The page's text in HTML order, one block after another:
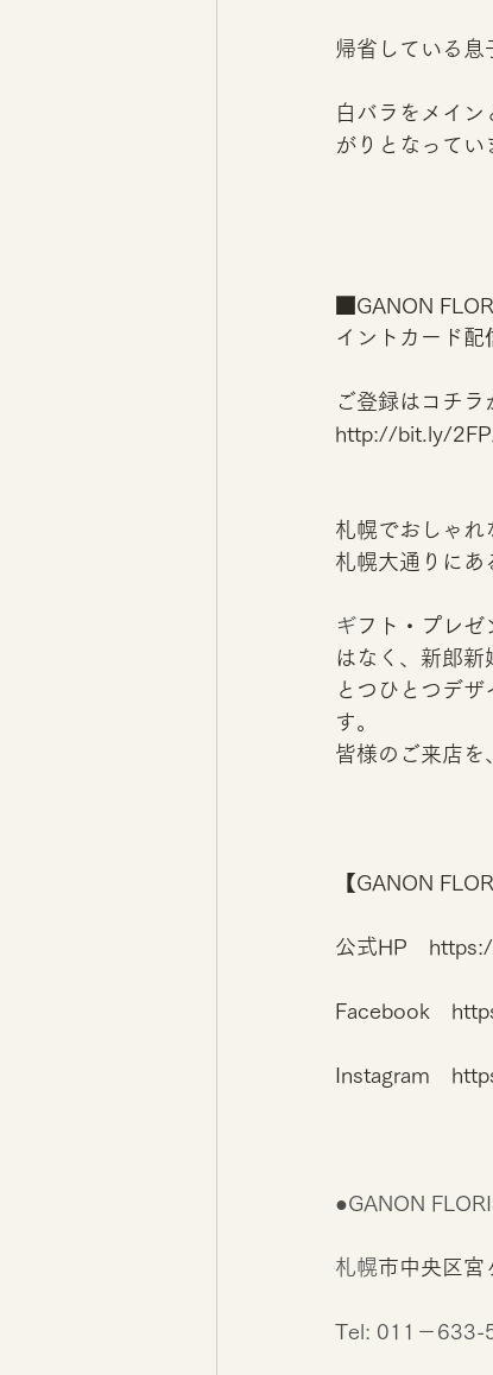
帰省している息
白バラをメイ
がりとなってい
■GANON
イントカード配
ご登録はコチラ
http://bit.ly/
札幌でおしゃれ
札幌大通りにあ
ギ フト・プレ
はなく、新郎
とつひとつデ
す。
皆様のご来店を
【GANON
公式HP　
Facebook　
Instagram　
●GANON
札幌市中央区宮
Tel: 011－633-